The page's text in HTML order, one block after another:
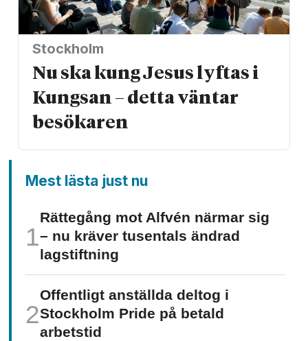
Stockholm
Nu ska kung Jesus lyftas i
Kungsan – detta väntar
besökaren
Mest lästa just nu
Rättegång mot Alfvén närmar sig
– nu kräver tusentals ändrad
lagstiftning
Offentligt anställda deltog i
Stockholm Pride på betald
arbetstid